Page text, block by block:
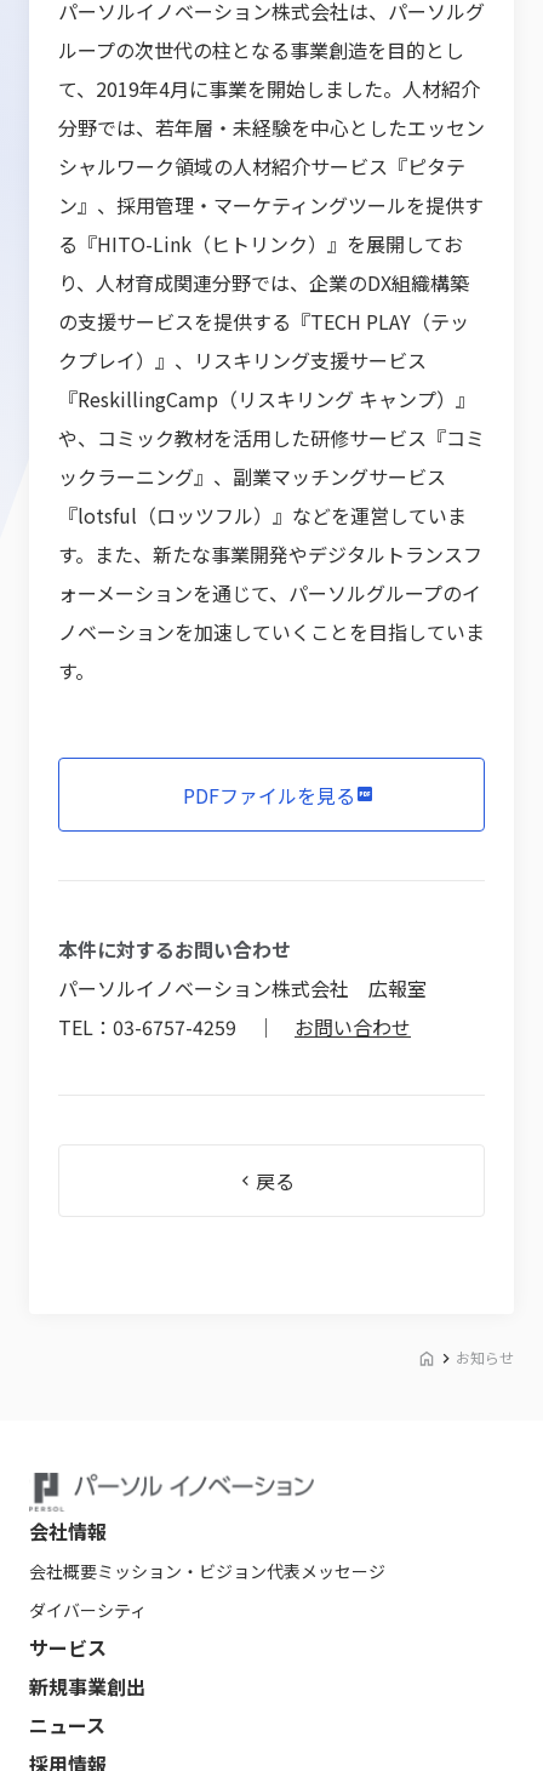
パーソルイノベーション株式会社は、パーソルグ
ループの次世代の柱となる事業創造を目的とし
て、2019年4月に事業を開始しました。人材紹介
分野では、若年層・未経験を中心としたエッセン
シャルワーク領域の人材紹介サービス『ピタテ
ン』、採用管理・マーケティングツールを提供す
る『HITO-Link（ヒトリンク）』を展開してお
り、人材育成関連分野では、企業のDX組織構築
の支援サービスを提供する『TECH PLAY（テッ
クプレイ）』、リスキリング支援サービス
『ReskillingCamp（リスキリング キャンプ）』
や、コミック教材を活用した研修サービス『コミ
ックラーニング』、副業マッチングサービス
『lotsful（ロッツフル）』などを運営していま
す。また、新たな事業開発やデジタルトランスフ
ォーメーションを通じて、パーソルグループのイ
ノベーションを加速していくことを目指していま
す。
PDFファイルを見る
本件に対するお問い合わせ
パーソルイノベーション株式会社 広報室
TEL：03-6757-4259 ｜ お問い合わせ
戻る
お知らせ
会社情報
会社概要ミッション・ビジョン代表メッセージ
ダイバーシティ
サービス
新規事業創出
ニュース
採用情報